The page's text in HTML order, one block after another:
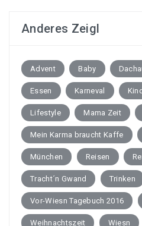
Anderes Zeigl
Advent Baby
Essen Karneval
Lifestyle Mama Zeit
Mein Karma braucht Kaffe
München Reisen
Tracht´n Gwand Trinken
Vor-Wiesn Tagebuch 2016
Weihnachtszeit Wiesn